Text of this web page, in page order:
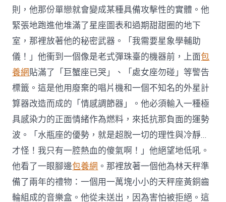
則，他那份單戀就會變成某種具備攻擊性的實體。他
緊張地跑進他堆滿了星座圖表和過期甜甜圈的地下
室，那裡放著他的秘密武器。「我需要星象學輔助
儀！」他衝到一個像是老式彈珠臺的機器前，上面包
養網貼滿了「巨蟹座已哭」、「處女座勿碰」等警告
標籤。這是他用廢棄的唱片機和一個不知名的外星計
算器改造而成的「情感調節器」。他必須輸入一種極
具感染力的正面情緒作為燃料，來抵抗那負面的運勢
波。「水瓶座的優勢，就是超脫一切的理性與冷靜…
才怪！我只有一腔熱血的傻氣啊！」他絕望地低吼。
他看了一眼腳邊包養網 。那裡放著一個他為林天秤準
備了兩年的禮物：一個用一萬塊小小的天秤座黃銅齒
輪組成的音樂盒。他從未送出，因為害怕被拒絕。這